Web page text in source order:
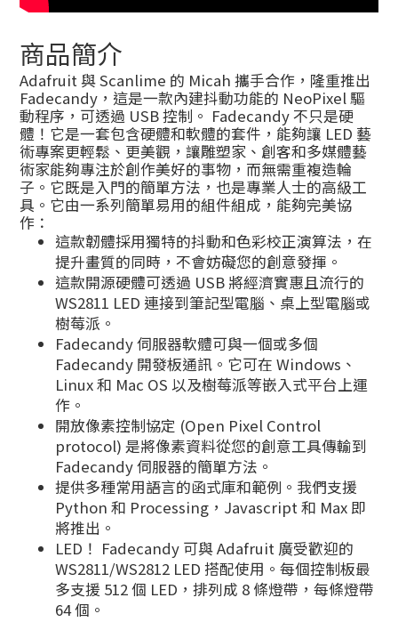
商品簡介
Adafruit 與 Scanlime 的 Micah 攜手合作，隆重推出
Fadecandy，這是一款內建抖動功能的 NeoPixel 驅
動程序，可透過 USB 控制。 Fadecandy 不只是硬
體！它是一套包含硬體和軟體的套件，能夠讓 LED 藝
術專案更輕鬆、更美觀，讓雕塑家、創客和多媒體藝
術家能夠專注於創作美好的事物，而無需重複造輪
子。它既是入門的簡單方法，也是專業人士的高級工
具。它由一系列簡單易用的組件組成，能夠完美協
作：
這款韌體採用獨特的抖動和色彩校正演算法，在
提升畫質的同時，不會妨礙您的創意發揮。
這款開源硬體可透過 USB 將經濟實惠且流行的
WS2811 LED 連接到筆記型電腦、桌上型電腦或
樹莓派。
Fadecandy 伺服器軟體可與一個或多個
Fadecandy 開發板通訊。它可在 Windows、
Linux 和 Mac OS 以及樹莓派等嵌入式平台上運
作。
開放像素控制協定 (Open Pixel Control
protocol) 是將像素資料從您的創意工具傳輸到
Fadecandy 伺服器的簡單方法。
提供多種常用語言的函式庫和範例。我們支援
Python 和 Processing，Javascript 和 Max 即
將推出。
LED！ Fadecandy 可與 Adafruit 廣受歡迎的
WS2811/WS2812 LED 搭配使用。每個控制板最
多支援 512 個 LED，排列成 8 條燈帶，每條燈帶
64 個。